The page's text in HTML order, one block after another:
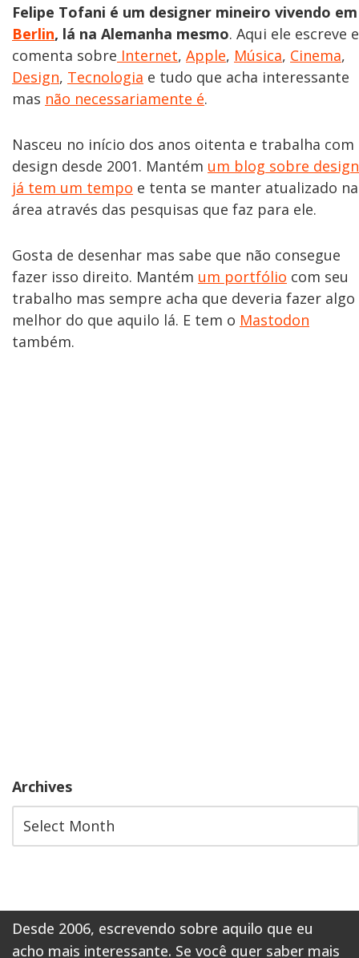
Felipe Tofani é um designer mineiro vivendo em
Berlin, lá na Alemanha mesmo. Aqui ele escreve e
comenta sobre Internet, Apple, Música, Cinema,
Design, Tecnologia e tudo que acha interessante
mas não necessariamente é.
Nasceu no início dos anos oitenta e trabalha com
design desde 2001. Mantém um blog sobre design
já tem um tempo e tenta se manter atualizado na
área através das pesquisas que faz para ele.
Gosta de desenhar mas sabe que não consegue
fazer isso direito. Mantém um portfólio com seu
trabalho mas sempre acha que deveria fazer algo
melhor do que aquilo lá. E tem o Mastodon
também.
Archives
Desde 2006, escrevendo sobre aquilo que eu
acho mais interessante. Se você quer saber mais